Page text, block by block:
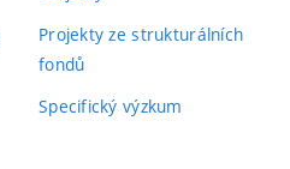
Projekty ze strukturálních
fondů
Specifický výzkum